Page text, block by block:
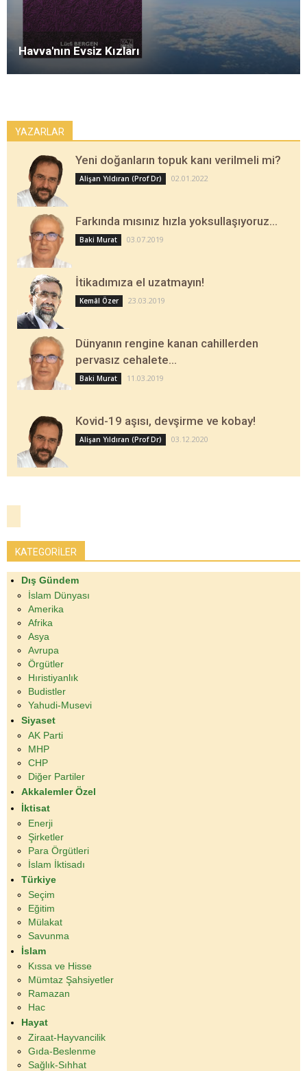
Havva'nın Evsiz Kızları
YAZARLAR
Yeni doğanların topuk kanı verilmeli mi?
Alişan Yıldıran (Prof Dr) 02.01.2022
Farkında mısınız hızla yoksullaşıyoruz…
Baki Murat 03.07.2019
İtikadımıza el uzatmayın!
Kemâl Özer 23.03.2019
Dünyanın rengine kanan cahillerden
pervasız cehalete…
Baki Murat 11.03.2019
Kovid-19 aşısı, devşirme ve kobay!
Alişan Yıldıran (Prof Dr) 03.12.2020
KATEGORİLER
Dış Gündem
İslam Dünyası
Amerika
Afrika
Asya
Avrupa
Örgütler
Hıristiyanlık
Budistler
Yahudi-Musevi
Siyaset
AK Parti
MHP
CHP
Diğer Partiler
Akkalemler Özel
İktisat
Enerji
Şirketler
Para Örgütleri
İslam İktisadı
Türkiye
Seçim
Eğitim
Mülakat
Savunma
İslam
Kıssa ve Hisse
Mümtaz Şahsiyetler
Ramazan
Hac
Hayat
Ziraat-Hayvancilik
Gıda-Beslenme
Sağlık-Sıhhat